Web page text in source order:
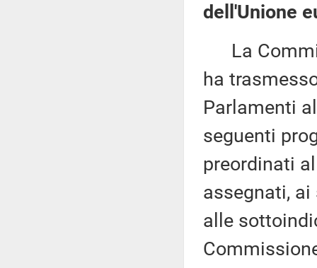
dell'Unione
La
ha
Parlamenti
seguenti
preordinati
assegnati,
alle